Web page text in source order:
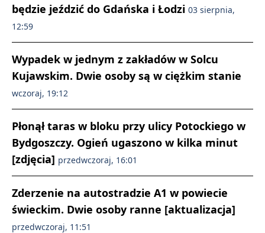
będzie jeździć do Gdańska i Łodzi 03 sierpnia,
12:59
Wypadek w jednym z zakładów w Solcu
Kujawskim. Dwie osoby są w ciężkim stanie
wczoraj, 19:12
Płonął taras w bloku przy ulicy Potockiego w
Bydgoszczy. Ogień ugaszono w kilka minut
[zdjęcia] przedwczoraj, 16:01
Zderzenie na autostradzie A1 w powiecie
świeckim. Dwie osoby ranne [aktualizacja]
przedwczoraj, 11:51